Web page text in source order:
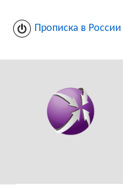
Прописка в России